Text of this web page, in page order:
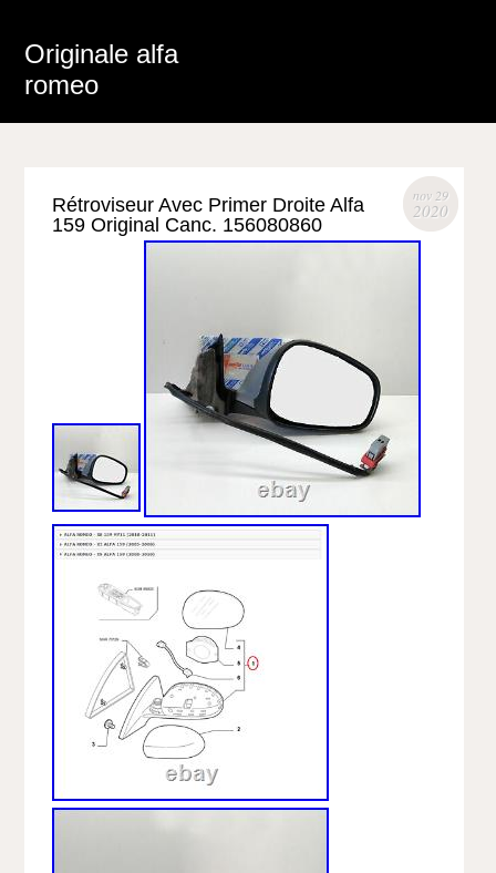
Originale alfa
romeo
nov 29
2020
Rétroviseur Avec Primer Droite Alfa
159 Original Canc. 156080860